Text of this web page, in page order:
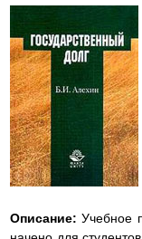
Описание:Учебное